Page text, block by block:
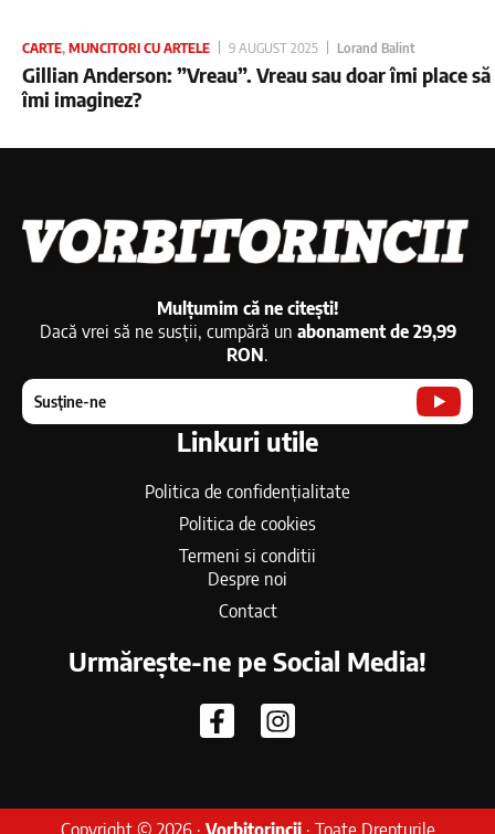
CARTE, MUNCITORI CU ARTELE 9 AUGUST 2025 Lorand Balint
Gillian Anderson: ”Vreau”. Vreau sau doar îmi place să
îmi imaginez?
Mulțumim că ne citești!
Dacă vrei să ne susții, cumpără un abonament de 29,99
RON.
Susține-ne
Linkuri utile
Politica de confidențialitate
Politica de cookies
Termeni si conditii
Despre noi
Contact
Urmărește-ne pe Social Media!